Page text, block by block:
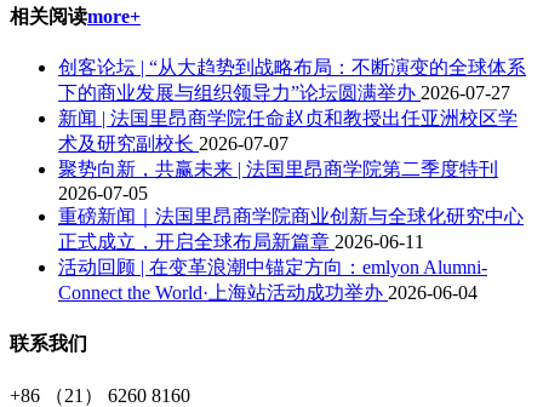
相关阅读more+
创客论坛 | “从大趋势到战略布局：不断演变的全球体系
下的商业发展与组织领导力”论坛圆满举办 2026-07-27
新闻 | 法国里昂商学院任命赵贞和教授出任亚洲校区学
术及研究副校长 2026-07-07
聚势向新，共赢未来 | 法国里昂商学院第二季度特刊
2026-07-05
重磅新闻｜法国里昂商学院商业创新与全球化研究中心
正式成立，开启全球布局新篇章 2026-06-11
活动回顾 | 在变革浪潮中锚定方向：emlyon Alumni-
Connect the World·上海站活动成功举办 2026-06-04
联系我们
+86 （21） 6260 8160